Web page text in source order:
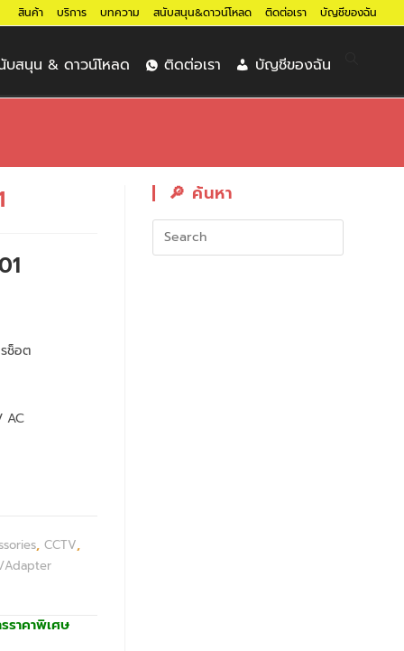
สินค้า บริการ บทความ สนับสนุน&ดาวน์โหลด ติดต่อเรา บัญชีของฉัน
บสนุน & ดาวน์โหลด ติดต่อเรา บัญชีของฉัน
ช็อต
AC
, CCTV,
Adapter
ราคาพิเศษ
🔎︎ ค้นหา